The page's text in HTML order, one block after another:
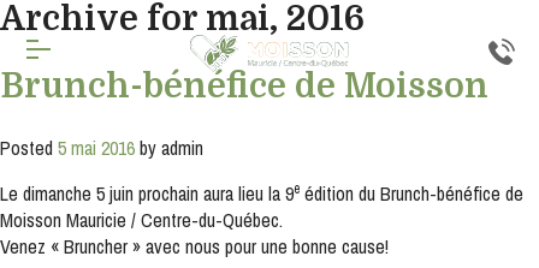
Archive for mai, 2016
Brunch-bénéfice de Moisson
Posted 5 mai 2016byadmin
Le dimanche 5 juin prochain aura lieu la 9e édition du Brunch-bénéfice de
Moisson Mauricie / Centre-du-Québec.
Venez « Bruncher » avec nous pour une bonne cause!
Inscription
infolettre
vous
notre
infolettre